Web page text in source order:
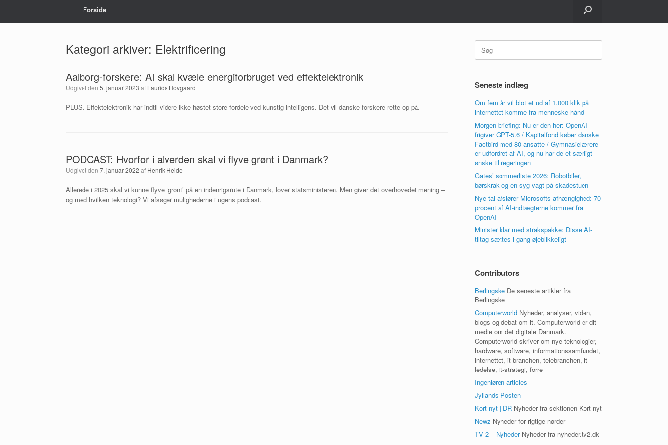
Forside
Kategori arkiver: Elektrificering
Aalborg-forskere: AI skal kvæle energiforbruget ved effektelektronik
Udgivet den 5. januar 2023 af Laurids Hovgaard
PLUS. Effektelektronik har indtil videre ikke høstet store fordele ved kunstig intelligens. Det vil danske forskere rette op på.
PODCAST: Hvorfor i alverden skal vi flyve grønt i Danmark?
Udgivet den 7. januar 2022 af Henrik Heide
Allerede i 2025 skal vi kunne flyve ‘grønt’ på en indenrigsrute i Danmark, lover statsministeren. Men giver det overhovedet mening –
og med hvilken teknologi? Vi afsøger mulighederne i ugens podcast.
Søg
efter:
Seneste indlæg
Om fem år vil blot et ud af 1.000 klik på
internettet komme fra menneske-hånd
Morgen-briefing: Nu er den her: OpenAI
frigiver GPT-5.6 / Kapitalfond køber danske
Factbird med 80 ansatte / Gymnasielærere
er udfordret af AI, og nu har de et særligt
ønske til regeringen
Gates’ sommerliste 2026: Robotbiler,
børskrak og en syg vagt på skadestuen
Nye tal afslører Microsofts afhængighed: 70
procent af AI-indtægterne kommer fra
OpenAI
Minister klar med strakspakke: Disse AI-
tiltag sættes i gang øjeblikkeligt
Contributors
Berlingske De seneste artikler fra
Berlingske
Computerworld Nyheder, analyser, viden,
blogs og debat om it. Computerworld er dit
medie om det digitale Danmark.
Computerworld skriver om nye teknologier,
hardware, software, informationssamfundet,
internettet, it-branchen, telebranchen, it-
ledelse, it-strategi, forre
Ingeniøren articles
Jyllands-Posten
Kort nyt | DR Nyheder fra sektionen Kort nyt
Newz Nyheder for rigtige nørder
TV 2 – NyhederNyheder fra nyheder.tv2.dk